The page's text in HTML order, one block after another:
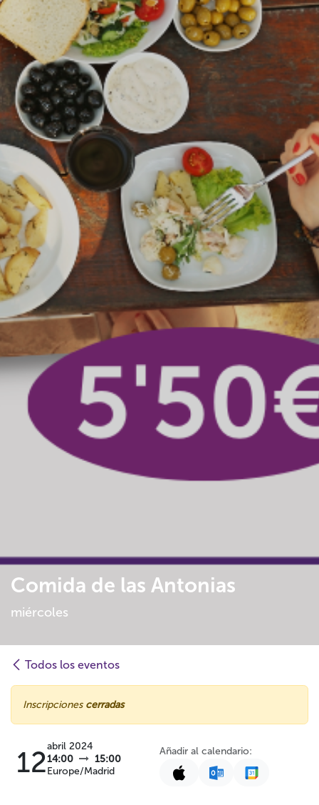
Comida de las Antonias
miércoles
Todos los eventos
Inscripciones cerradas
12abril 2024
14:00
15:00
Europe/Madrid
Añadir al calendario: